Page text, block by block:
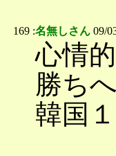
169 :名無しさん 09/
心情
勝ち
韓国